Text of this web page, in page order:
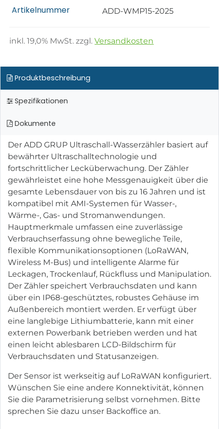
Artikelnummer ADD-WMP15-2025
inkl.19,0% MwSt. zzgl.Versandkosten
Produktbeschreibung
Spezifikationen
Dokumente
Der ADD GRUP Ultraschall-Wasserzähler basiert auf
bewährter Ultraschalltechnologie und
fortschrittlicher Lecküberwachung. Der Zähler
gewährleistet eine hohe Messgenauigkeit über die
gesamte Lebensdauer von bis zu 16 Jahren und ist
kompatibel mit AMI-Systemen für Wasser-,
Wärme-, Gas- und Stromanwendungen.
Hauptmerkmale umfassen eine zuverlässige
Verbrauchserfassung ohne bewegliche Teile,
flexible Kommunikationsoptionen (LoRaWAN,
Wireless M-Bus) und intelligente Alarme für
Leckagen, Trockenlauf, Rückfluss und Manipulation.
Der Zähler speichert Verbrauchsdaten und kann
über ein IP68-geschütztes, robustes Gehäuse im
Außenbereich montiert werden. Er verfügt über
eine langlebige Lithiumbatterie, kann mit einer
externen Powerbank betrieben werden und hat
einen leicht ablesbaren LCD-Bildschirm für
Verbrauchsdaten und Statusanzeigen.
Der Sensor ist werkseitig auf LoRaWAN konfiguriert.
Wünschen Sie eine andere Konnektivität, können
Sie die Parametrisierung selbst vornehmen. Bitte
sprechen Sie dazu unser Backoffice an.